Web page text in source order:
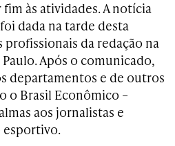
às atividades. A notícia
dada na tarde desta
profissionais da redação na
Paulo. Após o comunicado,
departamentos e de outros
o Brasil Econômico –
aos jornalistas e